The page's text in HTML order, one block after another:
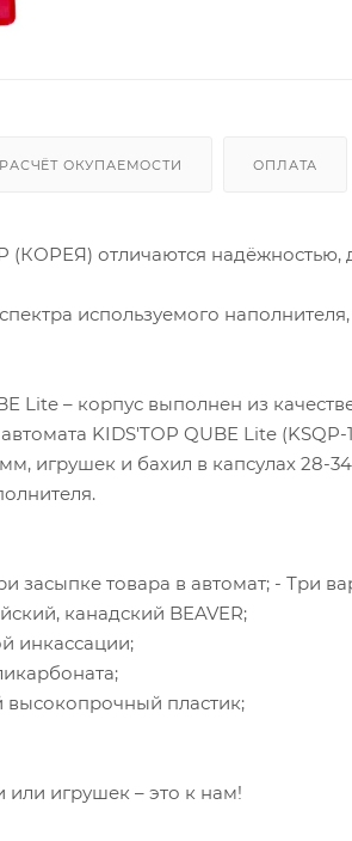
РАСЧЁТ ОКУПАЕМОСТИ ОПЛАТА
(КОРЕЯ) отличаются надёжностью,
используемого
Lite – корпус выполнен из
KIDS'TOP QUBE Lite
игрушек и бахил в капсулах 28-
товара в автомат; - Три
канадский BEAVER;
инкассации;
высокопрочный пластик;
или игрушек – это к нам!